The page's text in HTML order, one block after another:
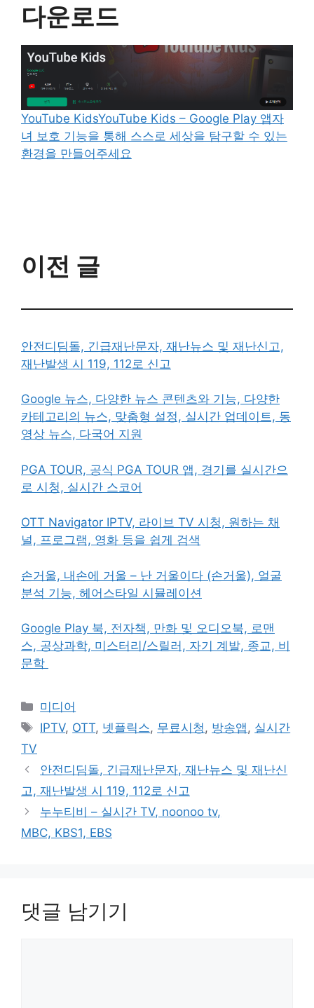
다운로드
YouTube KidsYouTube Kids – Google Play 앱자
녀 보호 기능을 통해 스스로 세상을 탐구할 수 있는
환경을 만들어주세요
이전 글
안전디딤돌, 긴급재난문자, 재난뉴스 및 재난신고,
재난발생 시 119, 112로 신고
Google 뉴스, 다양한 뉴스 콘텐츠와 기능, 다양한
카테고리의 뉴스, 맞춤형 설정, 실시간 업데이트, 동
영상 뉴스, 다국어 지원
PGA TOUR, 공식 PGA TOUR 앱, 경기를 실시간으
로 시청, 실시간 스코어
OTT Navigator IPTV, 라이브 TV 시청, 원하는 채
널, 프로그램, 영화 등을 쉽게 검색
손거울, 내손에 거울 – 난 거울이다 (손거울), 얼굴
분석 기능, 헤어스타일 시뮬레이션
Google Play 북, 전자책, 만화 및 오디오북, 로맨
스, 공상과학, 미스터리/스릴러, 자기 계발, 종교, 비
문학
카
테
미디어
태
IPTV, OTT, 넷플릭스, 무료시청, 방송앱, 실시간
TV
안전디딤돌, 긴급재난문자, 재난뉴스 및 재난신
고, 재난발생 시 119, 112로 신고
누누티비 – 실시간 TV, noonoo tv,
MBC, KBS1, EBS
댓글 남기기